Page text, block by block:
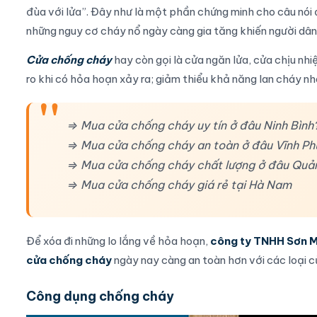
đùa với lửa”. Đây như là một phần chứng minh cho câu
những nguy cơ cháy nổ ngày càng gia tăng khiến người
Cửa chống cháyhay còn gọi là cửa ngăn lửa, cửa chịu
ro khi có hỏa hoạn xảy ra; giảm thiểu khả năng lan cháy
⇒ Mua cửa chống cháy uy tín ở đâu Ninh
⇒ Mua cửa chống cháy an toàn ở đâu Vĩnh
⇒ Mua cửa chống cháy chất lượng ở đâu
⇒ Mua cửa chống cháy giá rẻ tại Hà Nam
Để xóa đi những lo lắng về hỏa hoạn, công ty TNHH Sơn
cửa chống cháyngày nay càng an toàn hơn với các loại
Công dụng chống cháy